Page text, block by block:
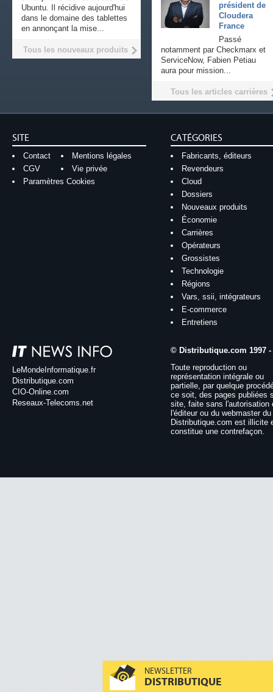
NEWSLETTER
DISTRIBUTIQUE
président de
Cloudera
France
Passé
notamment par Checkmarx et
ServiceNow, Fabien Petiau
aura pour mission...
Tous les articles carrières
Ubuntu. Il récidive aujourd'hui
dans le domaine des tablettes
en annonçant la mise...
Tous les nouveaux produits
SITE
Contact
Mentions légales
CGV
Vie privée
Paramètres Cookies
CATÉGORIES
Fabricants, éditeurs
Revendeurs
Cloud
Dossiers
Nouveaux produits
Économie
Carrières
Opérateurs
Grossistes
Technologie
Régions
Vars, ssii, intégrateurs
E-commerce
Entretiens
LeMondeInformatique.fr
Distributique.com
CIO-Online.com
Reseaux-Telecoms.net
© Distributique.com 1997 -
Toute reproduction ou
représentation intégrale ou
partielle, par quelque
ce soit, des pages publiées
site, faite sans l'autorisation
l'éditeur ou du webmaster
Distributique.com est illicite
constitue une contrefaçon.